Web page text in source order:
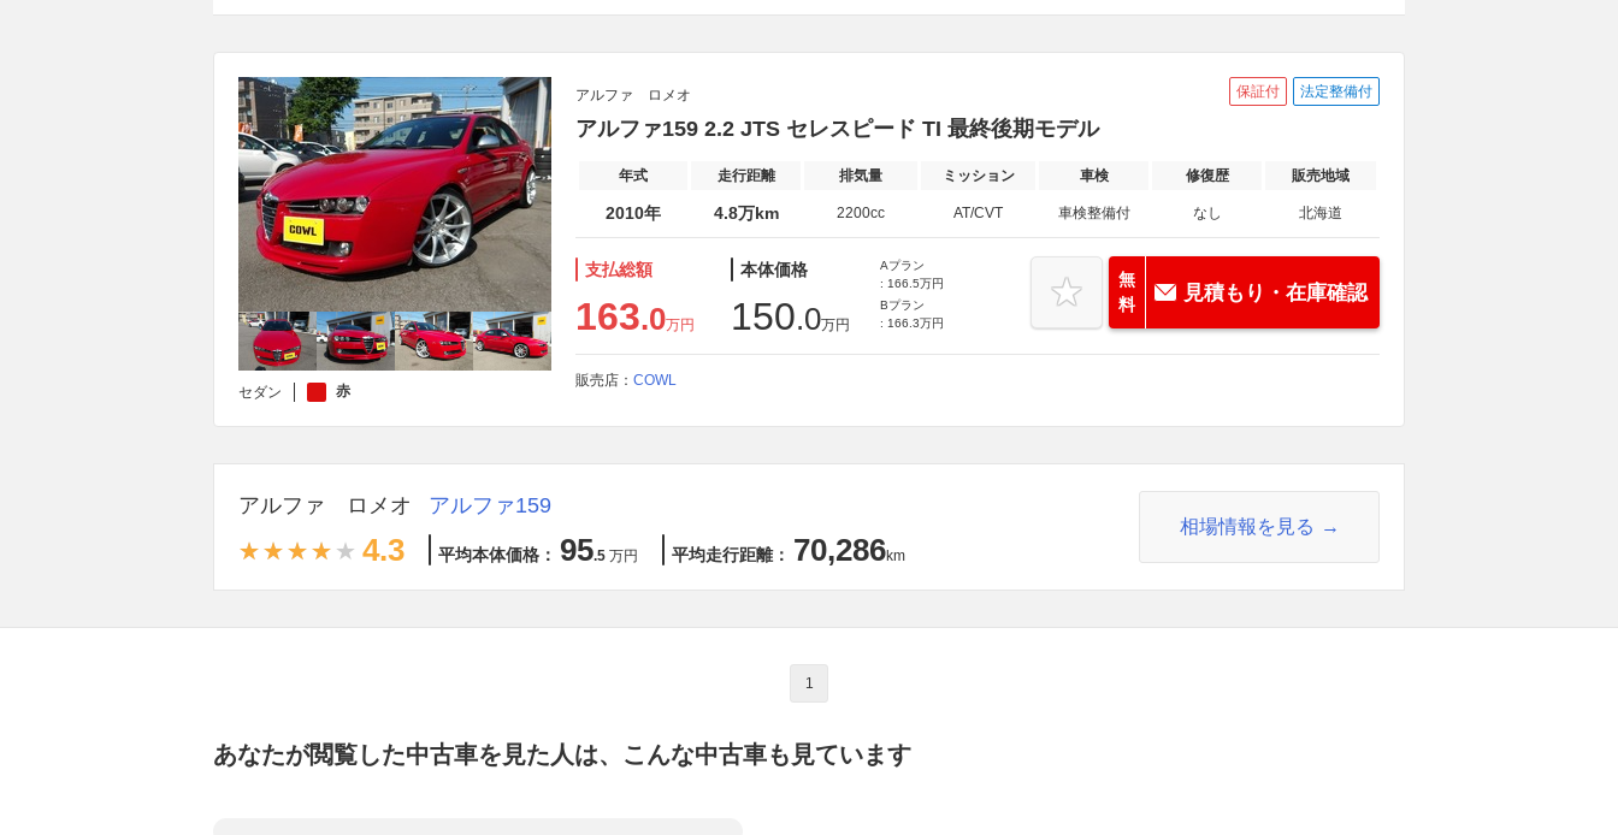
セダン 赤
アルファ ロメオ 保証付 法定整備付
アルファ159 2.2 JTS セレスピード TI 最終後期モデル
年式 走行距離 排気量 ミッション 車検 修復歴 販売地域
2010年 4.8万km 2200cc AT/CVT 車検整備付 なし 北海道
支払総額
163.0万円
本体価格
150.0万円
Aプラン
: 166.5万円
Bプラン
: 166.3万円
無
料
見積もり・在庫確認
販売店： COWL
アルファ ロメオ アルファ159
4.3 平均本体価格： 95.5 万円 平均走行距離： 70,286km
相場情報を見る
1
あなたが閲覧した中古車を見た人は、こんな中古車も見ています